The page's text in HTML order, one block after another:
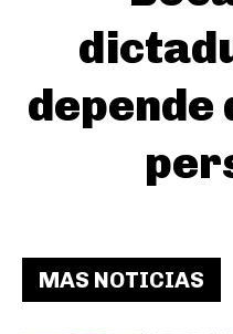
depende
MAS NOTICIAS